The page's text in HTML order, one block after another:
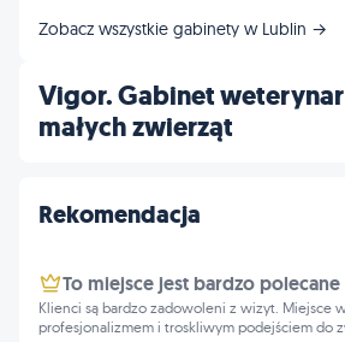
Vigor. Gabinet
małych zwierząt
Zobacz wszystkie gabinety w Lublin →
Rekomendacja
To miejsce jest bardzo polecane
Klienci są bardzo zadowoleni z wizyt. Miejsce
profesjonalizmem i troskliwym podejściem do